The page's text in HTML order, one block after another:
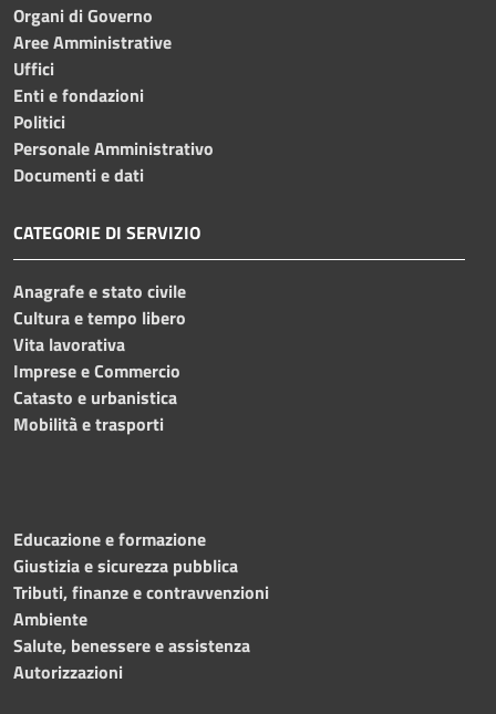
Organi di Governo
Aree Amministrative
Uffici
Enti e fondazioni
Politici
Personale Amministrativo
Documenti e dati
CATEGORIE DI SERVIZIO
Anagrafe e stato civile
Cultura e tempo libero
Vita lavorativa
Imprese e Commercio
Catasto e urbanistica
Mobilità e trasporti
Educazione e formazione
Giustizia e sicurezza pubblica
Tributi, finanze e contravvenzioni
Ambiente
Salute, benessere e assistenza
Autorizzazioni